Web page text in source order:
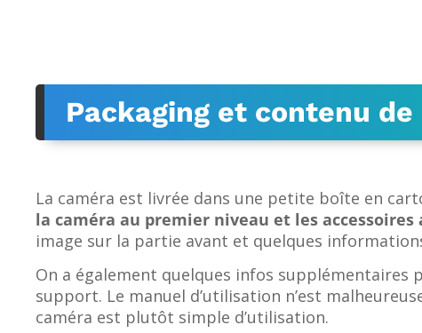
Packaging et contenu
La caméra est livrée dans une petite boîte en
la caméra au premier niveau et les
image sur la partie avant et quelques
On a également quelques infos
support. Le manuel d’utilisation n’est
caméra est plutôt simple d’utilisation.